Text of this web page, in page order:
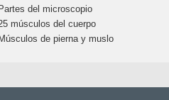
del microscopio
músculos del cuerpo
de pierna y muslo